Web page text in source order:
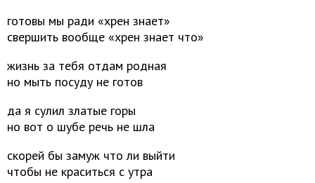
готовы мы ради «хрен знает»
свершить вообще «хрен знает что»
жизнь за тебя отдам родная
но мыть посуду не готов
да я сулил златые горы
но вот о шубе речь не шла
скорей бы замуж что ли выйти
чтобы не краситься с утра